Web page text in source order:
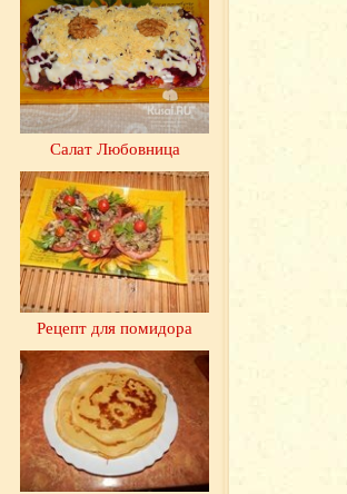
Салат Любовница
Рецепт для помидора